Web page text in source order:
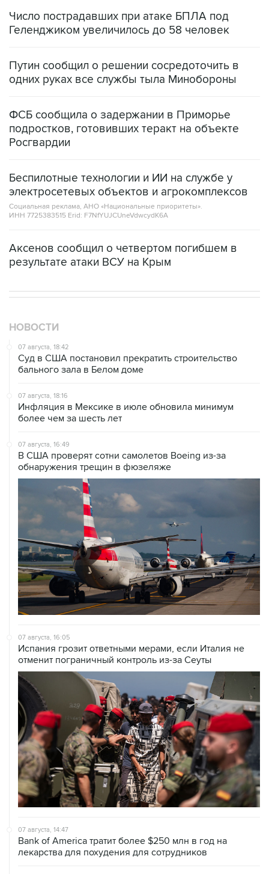
Число пострадавших при атаке БПЛА под
Геленджиком увеличилось до 58 человек
Путин сообщил о решении сосредоточить в
одних руках все службы тыла Минобороны
ФСБ сообщила о задержании в Приморье
подростков, готовивших теракт на объекте
Росгвардии
Беспилотные технологии и ИИ на службе у
электросетевых объектов и агрокомплексов
Социальная реклама, АНО «Национальные приоритеты».
ИНН 7725383515 Erid: F7NfYUJCUneVdwcydK6A
Аксенов сообщил о четвертом погибшем в
результате атаки ВСУ на Крым
НОВОСТИ
07 августа, 18:42
Суд в США постановил прекратить строительство
бального зала в Белом доме
07 августа, 18:16
Инфляция в Мексике в июле обновила минимум
более чем за шесть лет
07 августа, 16:49
В США проверят сотни самолетов Boeing из-за
обнаружения трещин в фюзеляже
07 августа, 16:05
Испания грозит ответными мерами, если Италия не
отменит пограничный контроль из-за Сеуты
07 августа, 14:47
Bank of America тратит более $250 млн в год на
лекарства для похудения для сотрудников